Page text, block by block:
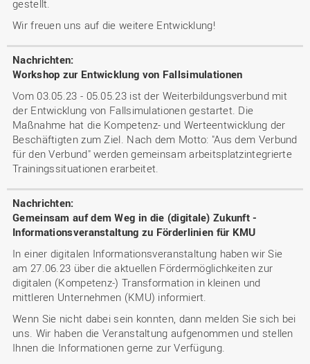
gestellt.
Wir freuen uns auf die weitere Entwicklung!
Workshop zur Entwicklung von Fallsimulationen
Vom 03.05.23 - 05.05.23 ist der Weiterbildungsverbund mit
der Entwicklung von Fallsimulationen gestartet. Die
Maßnahme hat die Kompetenz- und Werteentwicklung der
Beschäftigten zum Ziel. Nach dem Motto: "Aus dem Verbund
für den Verbund" werden gemeinsam arbeitsplatzintegrierte
Trainingssituationen erarbeitet.
Gemeinsam auf dem Weg in die (digitale) Zukunft -
Informationsveranstaltung zu Förderlinien für KMU
In einer digitalen Informationsveranstaltung haben wir Sie
am 27.06.23 über die aktuellen Fördermöglichkeiten zur
digitalen (Kompetenz-) Transformation in kleinen und
mittleren Unternehmen (KMU) informiert.
Wenn Sie nicht dabei sein konnten, dann melden Sie sich bei
uns. Wir haben die Veranstaltung aufgenommen und stellen
Ihnen die Informationen gerne zur Verfügung.